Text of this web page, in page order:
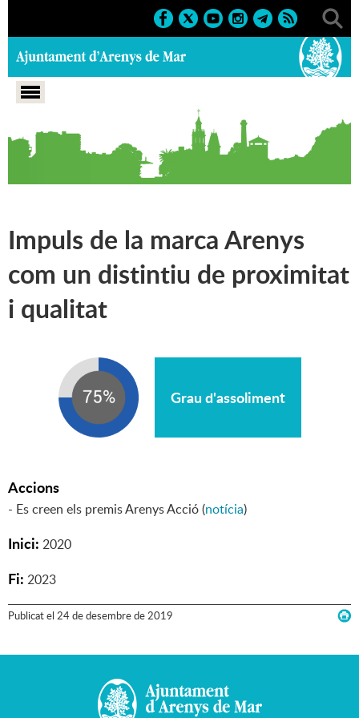
Portada Pla d'actuació municipal 2019-2023 > Eix 3:
Promoció econòmica
Impuls de la marca Arenys
com un distintiu de proximitat
i qualitat
Grau d'assoliment
Accions
- Es creen els premis Arenys Acció (notícia)
Inici: 2020
Fi: 2023
Publicatel 24dedesembrede2019